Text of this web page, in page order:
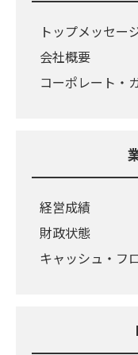
トップメッセー
会社概要
コーポレート・
経営成績
財政状態
キャッシュ・フ